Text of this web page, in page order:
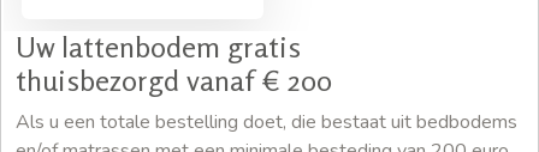
Uw lattenbodem gratis
thuisbezorgd vanaf € 200
Als u een totale bestelling doet, die bestaat uit bedbodems